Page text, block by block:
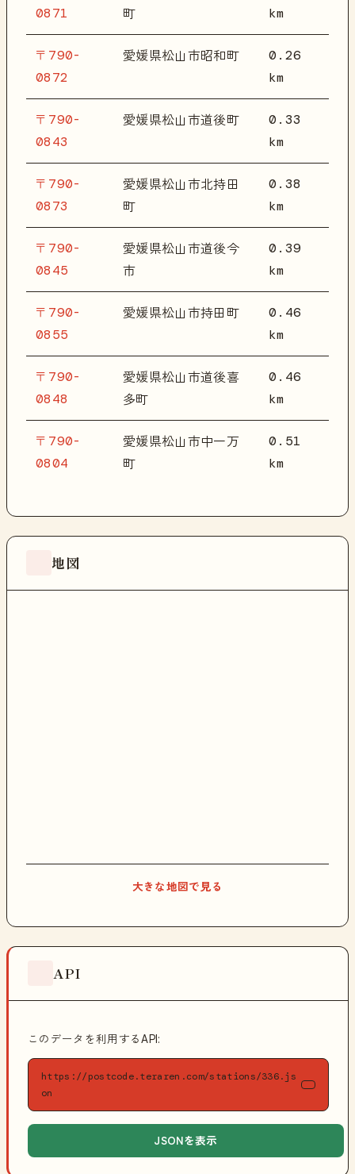
0871 町 km
〒790-
0872
愛媛県松山市昭和町
0.26
km
〒790-
0843
愛媛県松山市道後町
0.33
km
〒790-
0873
愛媛県松山市北持田
町
0.38
km
〒790-
0845
愛媛県松山市道後今
市
0.39
km
〒790-
0855
愛媛県松山市持田町
0.46
km
〒790-
0848
愛媛県松山市道後喜
多町
0.46
km
〒790-
0804
愛媛県松山市中一万
町
0.51
km
地図
大きな地図で見る
API
このデータを利用するAPI:
https://postcode.teraren.com/stations/336.js
on
JSONを表示